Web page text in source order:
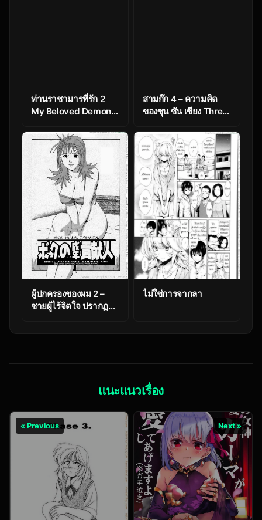
ท่านราชามารที่รัก 2
My Beloved Demon
สามก๊ก 4 – ความคิด
ของซุน ซัน เซียง Three
Thoughts of Sun Sun
Xiang
ผู้ปกครองของผม 2 –
ชายผู้ไร้จิตใจ ปรากฏตัว
ไม่ใช่การจากลา
แนะแนวเรื่อง
« Previous Next »